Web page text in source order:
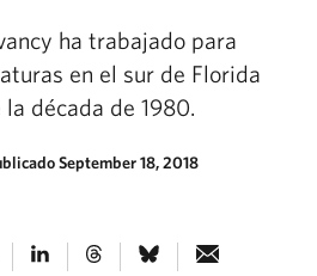
ha trabajado para
en el sur de Florida
década de 1980.
September 18, 2018